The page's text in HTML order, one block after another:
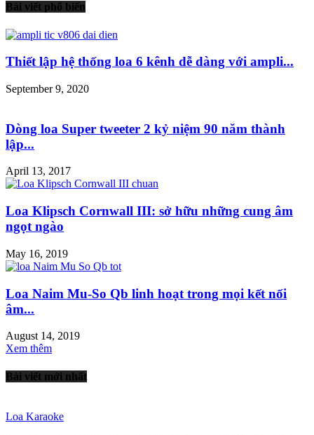
Bài viết phổ biến
Thiết lập hệ thống loa 6 kênh dễ dàng với ampli...
September 9, 2020
Dòng loa Super tweeter 2 kỷ niệm 90 năm thành
lập...
April 13, 2017
Loa Klipsch Cornwall III: sở hữu những cung âm
ngọt ngào
May 16, 2019
Loa Naim Mu-So Qb linh hoạt trong mọi kết nối
âm...
August 14, 2019
Xem thêm
Bài viết mới nhất
Loa Karaoke